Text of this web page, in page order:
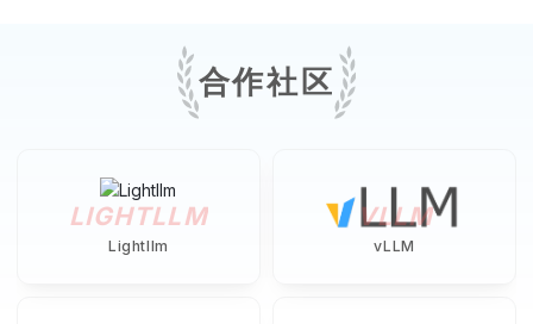
合作社区
LIGHTLLM
Lightllm
VLLM
vLLM